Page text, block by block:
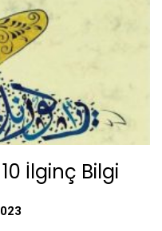
İlginç Bilgi